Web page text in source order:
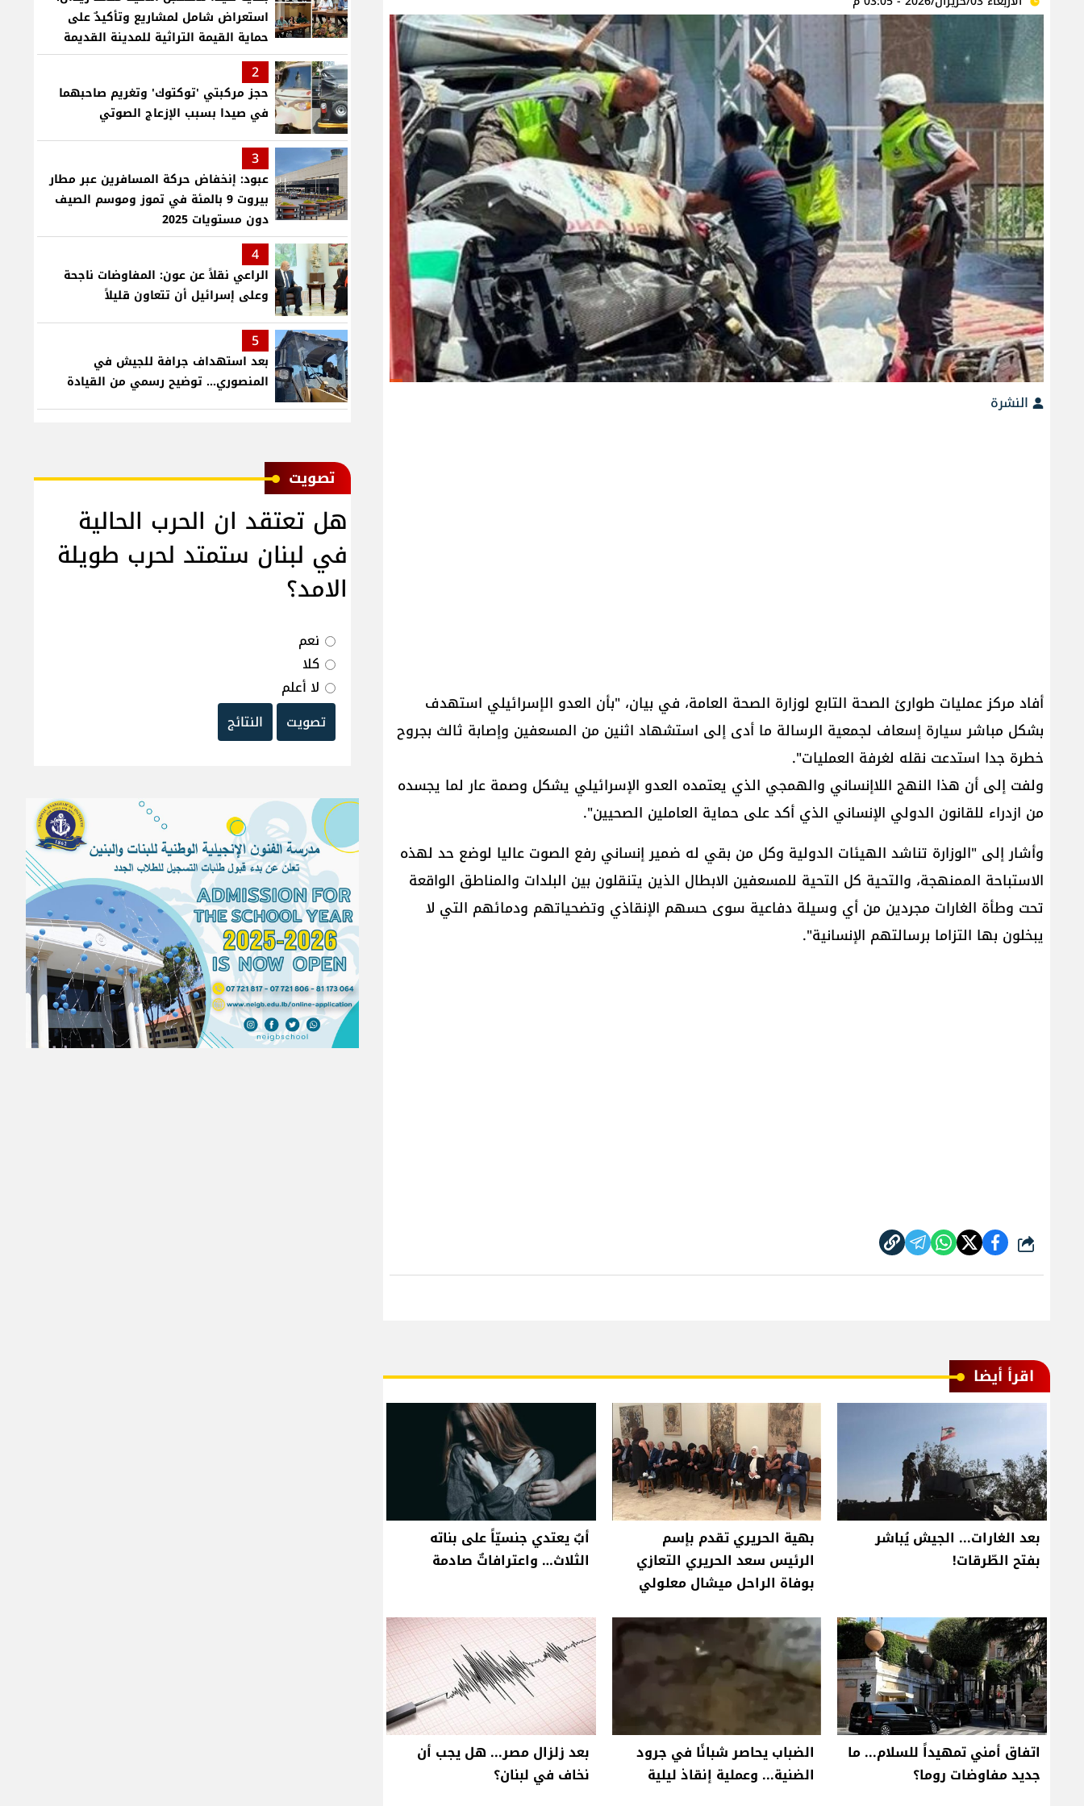
النشرة
أفاد مركز عمليات طوارئ الصحة التابع لوزارة الصحة العامة، في بيان، "بأن العدو ال​إسرائيل​ي استهدف
بشكل مباشر سيارة إسعاف لجمعية الرسالة ما أدى إلى استشهاد اثنين من المسعفين وإصابة ثالث بجروح
خطرة جدا استدعت نقله لغرفة العمليات".
ولفت إلى أن هذا النهج اللاإنساني والهمجي الذي يعتمده العدو الإسرائيلي يشكل وصمة عار لما يجسده
من ازدراء للقانون الدولي الإنساني الذي أكد على حماية العاملين الصحيين".
وأشار إلى "الوزارة تناشد الهيئات الدولية وكل من بقي له ضمير إنساني رفع الصوت عاليا لوضع حد لهذه
الاستباحة الممنهجة، والتحية كل التحية للمسعفين الابطال الذين يتنقلون بين البلدات والمناطق الواقعة
تحت وطأة الغارات مجردين من أي وسيلة دفاعية سوى حسهم الإنقاذي وتضحياتهم ودمائهم التي لا
يبخلون بها التزاما برسالتهم الإنسانية".
شارك
اقرأ أيضا
بعد الغارات... الجيش يُباشر
بفتح الطّرقات!
بهية الحريري تقدم بإسم
الرئيس سعد الحريري التعازي
بوفاة الراحل ميشال معلولي
أبٌ يعتدي جنسيّاً على بناته
الثلاث… واعترافاتٌ صادمة
اتفاق أمني تمهيداً للسلام... ما
جديد مفاوضات روما؟
الضباب يحاصر شبانًا في جرود
الضنية... وعملية إنقاذ ليلية
بعد زلزال مصر... هل يجب أن
نخاف في لبنان؟
استعراض شامل لمشاريع وتأكيدٌ على
حماية القيمة التراثية للمدينة القديمة
2
حجز مركبتي 'توكتوك' وتغريم صاحبهما
في صيدا بسبب الإزعاج الصوتي
3
عبود: إنخفاض حركة المسافرين عبر مطار
بيروت 9 بالمئة في تموز وموسم الصيف
دون مستويات 2025
4
الراعي نقلاً عن عون: المفاوضات ناجحة
وعلى إسرائيل أن تتعاون قليلاً
5
بعد استهداف جرافة للجيش في
المنصوري... توضيح رسمي من القيادة
ﺗﺼﻮﻳﺖ
هل تعتقد ان الحرب الحالية
في لبنان ستمتد لحرب طويلة
الامد؟
نعم
كلا
لا أعلم
تصويت
النتائج